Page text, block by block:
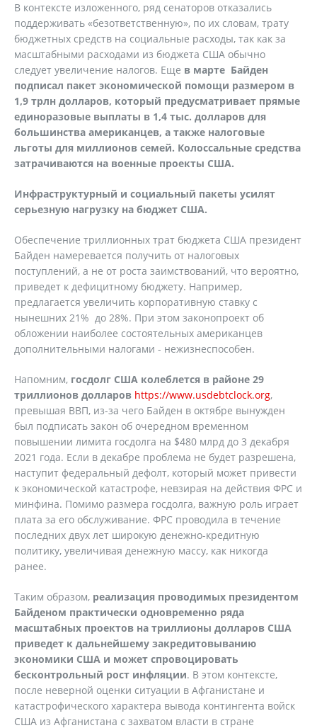
В контексте изложенного, ряд сенаторов отказались
поддерживать «безответственную», по их словам, трату
бюджетных средств на социальные расходы, так как за
масштабными расходами из бюджета США обычно
следует увеличение налогов. Еще в марте Байден
подписал пакет экономической помощи размером в
1,9 трлн долларов, который предусматривает прямые
единоразовые выплаты в 1,4 тыс. долларов для
большинства американцев, а также налоговые
льготы для миллионов семей. Колоссальные средства
затрачиваются на военные проекты США.
Инфраструктурный и социальный пакеты усилят
серьезную нагрузку на бюджет США.
Обеспечение триллионных трат бюджета США президент
Байден намеревается получить от налоговых
поступлений, а не от роста заимствований, что вероятно,
приведет к дефицитному бюджету. Например,
предлагается увеличить корпоративную ставку с
нынешних 21% до 28%. При этом законопроект об
обложении наиболее состоятельных американцев
дополнительными налогами - нежизнеспособен.
Напомним, госдолг США колеблется в районе 29
триллионов долларов https://www.usdebtclock.org,
превышая ВВП, из-за чего Байден в октябре вынужден
был подписать закон об очередном временном
повышении лимита госдолга на $480 млрд до 3 декабря
2021 года. Если в декабре проблема не будет разрешена,
наступит федеральный дефолт, который может привести
к экономической катастрофе, невзирая на действия ФРС и
минфина. Помимо размера госдолга, важную роль играет
плата за его обслуживание. ФРС проводила в течение
последних двух лет широкую денежно-кредитную
политику, увеличивая денежную массу, как никогда
ранее.
Таким образом, реализация проводимых президентом
Байденом практически одновременно ряда
масштабных проектов на триллионы долларов США
приведет к дальнейшему закредитовыванию
экономики США и может спровоцировать
бесконтрольный рост инфляции. В этом контексте,
после неверной оценки ситуации в Афганистане и
катастрофического характера вывода контингента войск
США из Афганистана с захватом власти в стране